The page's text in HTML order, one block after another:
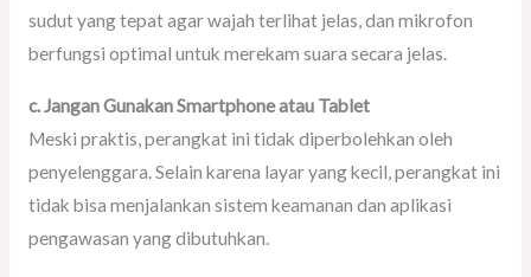
sudut yang tepat agar wajah terlihat jelas, dan mikrofon
berfungsi optimal untuk merekam suara secara jelas.
c. Jangan Gunakan Smartphone atau Tablet
Meski praktis, perangkat ini tidak diperbolehkan oleh
penyelenggara. Selain karena layar yang kecil, perangkat ini
tidak bisa menjalankan sistem keamanan dan aplikasi
pengawasan yang dibutuhkan.